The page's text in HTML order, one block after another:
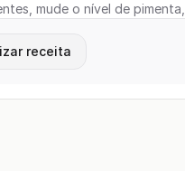
mude o nível de
receita